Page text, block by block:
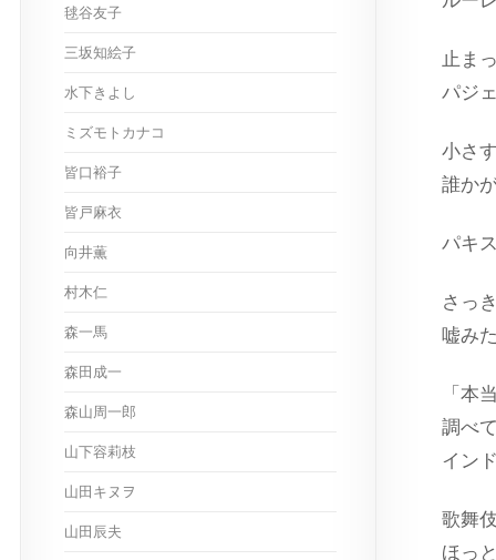
止ま
パジ
小さ
誰か
パキ
さっ
嘘み
「本
調べ
イン
歌舞
ほっ
毬谷友子
三坂知絵子
水下きよし
ミズモトカナコ
皆口裕子
皆戸麻衣
向井薫
村木仁
森一馬
森田成一
森山周一郎
山下容莉枝
山田キヌヲ
山田辰夫